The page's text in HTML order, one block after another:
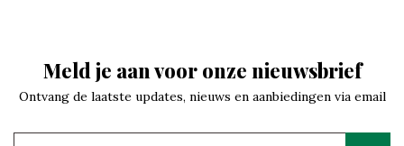
Meld je aan voor onze nieuwsbrief
Ontvang de laatste updates, nieuws en aanbiedingen via email